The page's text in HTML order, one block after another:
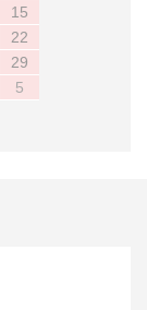
15
22
29
5